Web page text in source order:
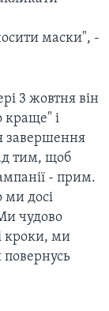
маски", -
3 жовтня він
краще" і
завершення
тим, щоб
- прим.
ми досі
чудово
кроки, ми
повернусь